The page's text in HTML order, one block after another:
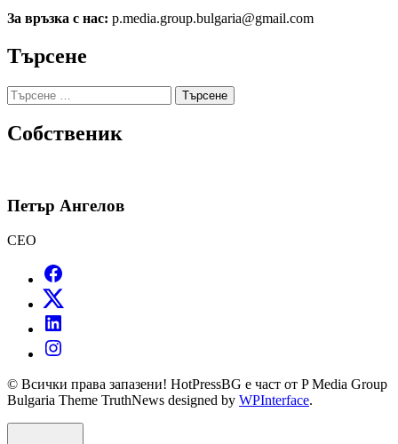
За връзка с нас: p.media.group.bulgaria@gmail.com
Търсене
Търсене
за:
Собственик
Петър Ангелов
CEO
© Всички права запазени! HotPressBG е част от P Media Group
Bulgaria Theme TruthNews designed by WPInterface.